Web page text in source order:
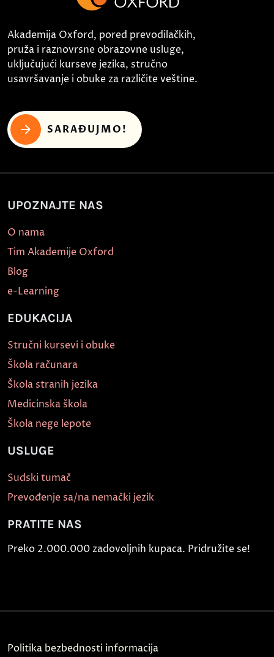
Akademija Oxford, pored prevodilačkih,
pruža i raznovrsne obrazovne usluge,
uključujući kurseve jezika, stručno
usavršavanje i obuke za različite veštine.
SARAĐUJMO!
UPOZNAJTE NAS
O nama
Tim Akademije Oxford
Blog
e-Learning
EDUKACIJA
Stručni kursevi i obuke
Škola računara
Škola stranih jezika
Medicinska škola
Škola nege lepote
USLUGE
Sudski tumač
Prevođenje sa/na nemački jezik
PRATITE NAS
Preko 2.000.000 zadovoljnih kupaca. Pridružite se!
Politika bezbednosti informacija